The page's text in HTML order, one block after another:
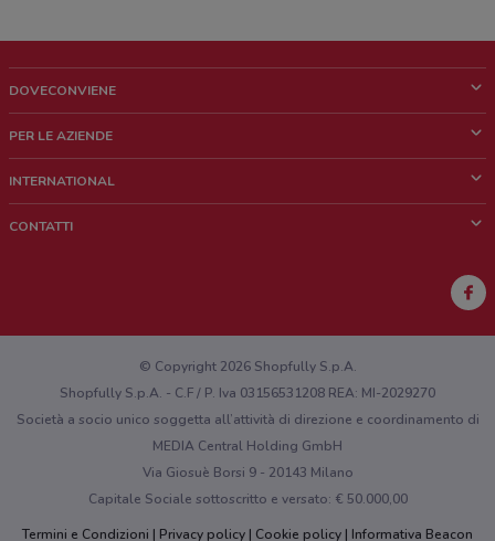
DOVECONVIENE
Chi siamo
Lavora con noi
PER LE AZIENDE
Richieste commerciali e marketing
INTERNATIONAL
CONTATTI
Hai un malfunzionamento sul web o sull'app?
© Copyright 2026 Shopfully S.p.A.
Shopfully S.p.A. - C.F / P. Iva 03156531208 REA: MI-2029270
Società a socio unico soggetta all’attività di direzione e coordinamento di
MEDIA Central Holding GmbH
Via Giosuè Borsi 9 - 20143 Milano
Capitale Sociale sottoscritto e versato: € 50.000,00
Termini e Condizioni
Privacy policy Cookie policy Informativa Beacon